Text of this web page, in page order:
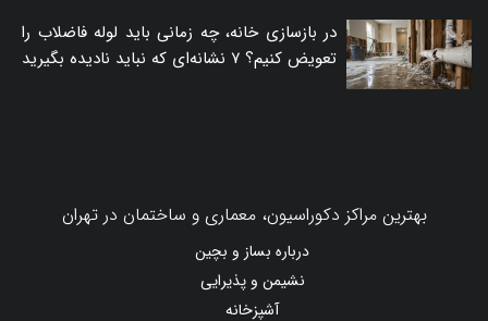
در بازسازی خانه، چه زمانی باید لوله فاضلاب را
تعویض کنیم؟ ۷ نشانه‌ای که نباید نادیده بگیرید
بهترین مراکز دکوراسیون، معماری و ساختمان در تهران
درباره بساز و بچین
نشیمن و پذیرایی
آشپزخانه